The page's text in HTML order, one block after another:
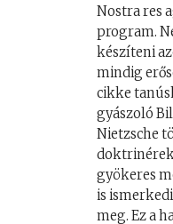
Nostra res
program.
készíteni
mindig
cikke
gyászoló
Nietzsche
gyökeres
is
meg. Ez a